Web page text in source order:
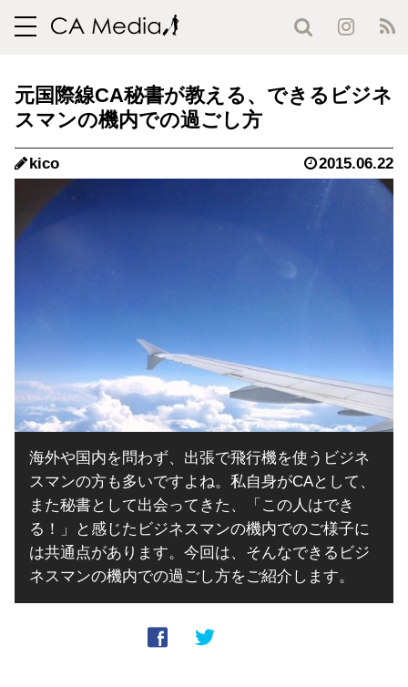
toggle
元国際線CA秘書が教える、できるビジネ
スマンの機内での過ごし方
kico 2015.06.22
海外や国内を問わず、出張で飛行機を使うビジネ
スマンの方も多いですよね。私自身がCAとして、
また秘書として出会ってきた、「この人はでき
る！」と感じたビジネスマンの機内でのご様子に
は共通点があります。今回は、そんなできるビジ
ネスマンの機内での過ごし方をご紹介します。